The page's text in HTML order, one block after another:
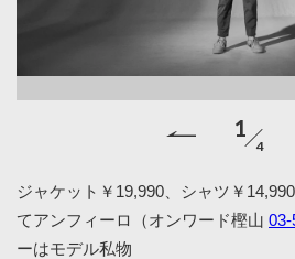
ジャケット￥19,990、シャツ￥
てアンフィーロ（オンワード樫山 03-
ーはモデル私物
1
4